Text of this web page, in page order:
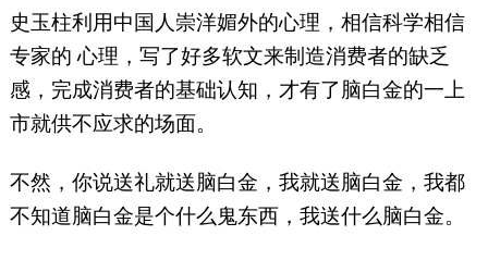
史玉柱利用中国人崇洋媚外的心理，相信科学相信
专家的 心理，写了好多软文来制造消费者的缺乏
感，完成消费者的基础认知，才有了脑白金的一上
市就供不应求的场面。
不然，你说送礼就送脑白金，我就送脑白金，我都
不知道脑白金是个什么鬼东西，我送什么脑白金。